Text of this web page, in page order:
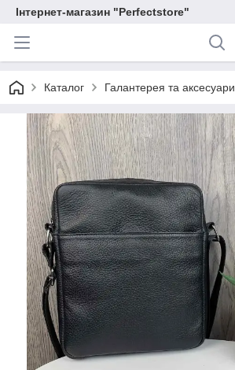
Інтернет-магазин "Perfectstore"
Каталог Галантерея та аксесуари